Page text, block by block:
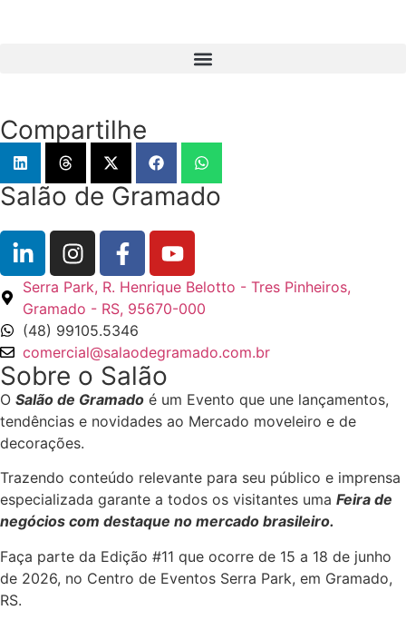
Compartilhe
Salão de Gramado
Serra Park, R. Henrique Belotto - Tres Pinheiros,
Gramado - RS, 95670-000
(48) 99105.5346
comercial@salaodegramado.com.br
Sobre o Salão
O Salão de Gramado é um Evento que une lançamentos,
tendências e novidades ao Mercado moveleiro e de
decorações.
Trazendo conteúdo relevante para seu público e imprensa
especializada garante a todos os visitantes uma Feira de
negócios com destaque no mercado brasileiro.
Faça parte da Edição #11 que ocorre de 15 a 18 de junho
de 2026, no Centro de Eventos Serra Park, em Gramado,
RS.